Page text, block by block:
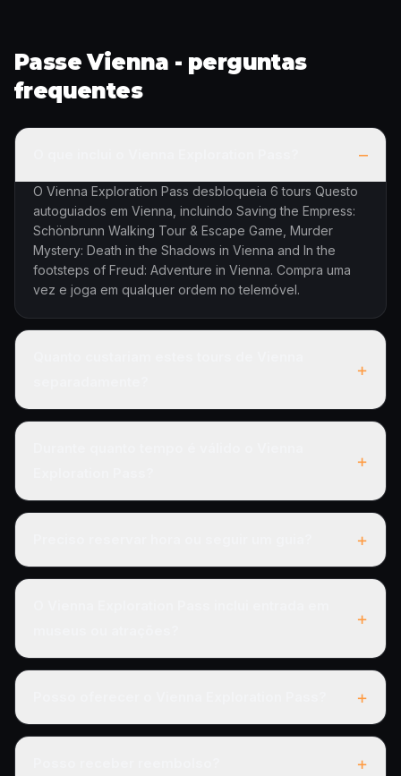
Passe Vienna - perguntas
frequentes
–
O Vienna Exploration Pass desbloqueia 6 tours Questo
autoguiados em Vienna, incluindo Saving the Empress:
Schönbrunn Walking Tour & Escape Game, Murder
Mystery: Death in the Shadows in Vienna and In the
footsteps of Freud: Adventure in Vienna. Compra uma
vez e joga em qualquer ordem no telemóvel.
+
+
+
+
+
+